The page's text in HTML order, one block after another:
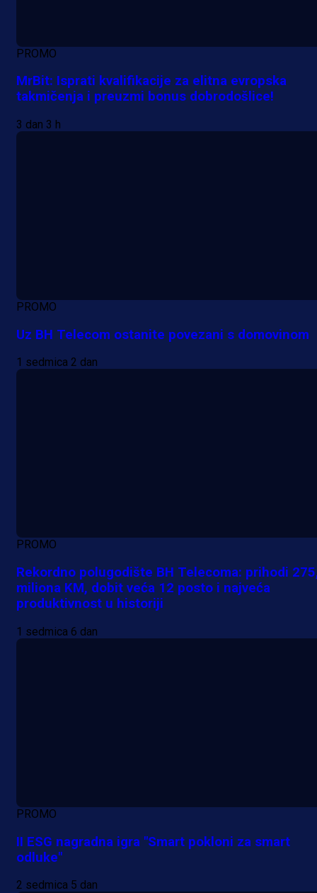
PROMO
MrBit: Isprati kvalifikacije za elitna evropska
takmičenja i preuzmi bonus dobrodošlice!
3 dan 3 h
PROMO
Uz BH Telecom ostanite povezani s domovinom
1 sedmica 2 dan
PROMO
Rekordno polugodište BH Telecoma: prihodi
miliona KM, dobit veća 12 posto i najveća
produktivnost u historiji
1 sedmica 6 dan
PROMO
II ESG nagradna igra "Smart pokloni za smart
odluke"
2 sedmica 5 dan